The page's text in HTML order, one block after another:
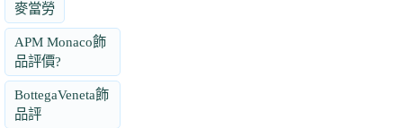
麥當勞
APM Monaco飾
品評價?
BottegaVeneta飾
品評